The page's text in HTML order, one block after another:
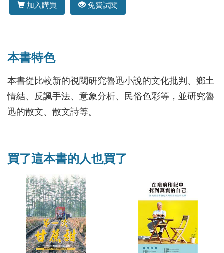
加入購買 免費試閱
本書特色
本書從比較新的視閾研究魯迅小說的文化批判、鄉土
情結、反諷手法、意象分析、民俗色彩等，並研究魯
迅的散文、散文詩等。
買了這本書的人也買了